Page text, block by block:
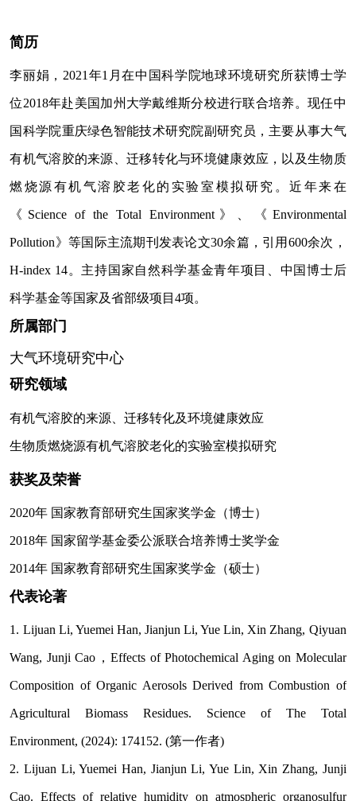
简历
李丽娟， 2021年1 月在中国科学院地球环境研究所获博士学
位2018年赴美国加州大学戴维斯分校进行联合培养。现任中
国科学院重庆绿色智能技术研究院副研究员，主要从事大气
有机气溶胶的来源、迁移转化与环境健康效应，以及生物质
燃烧源有机气溶胶老化的实验室模拟研究。近年来在
《 Science of the Total Environment》、《 Environmental
Pollution》等国际主流期刊发表论文30余篇，引用 600余次，
H-index 14。主持国家自然科学基金青年项目、中国博士后
科学基金等国家及省部级项目4项。
所属部门
大气环境研究中心
研究领域
有机气溶胶的来源、迁移转化及环境健康效应
生物质燃烧源有机气溶胶老化的实验室模拟研究
获奖及荣誉
2020年 国家教育部研究生国家奖学金（博士）
2018年 国家留学基金委公派联合培养博士奖学金
2014年 国家教育部研究生国家奖学金（硕士）
代表论著
1. Lijuan Li, Yuemei Han, Jianjun Li, Yue Lin, Xin Zhang, Qiyuan
Wang, Junji Cao ，Effects of Photochemical Aging on Molecular
Composition of Organic Aerosols Derived from Combustion of
Agricultural Biomass Residues. Science of The Total
Environment, (2024): 174152. (第一作者)
2. Lijuan Li, Yuemei Han, Jianjun Li, Yue Lin, Xin Zhang, Junji
Cao. Effects of relative humidity on atmospheric organosulfur